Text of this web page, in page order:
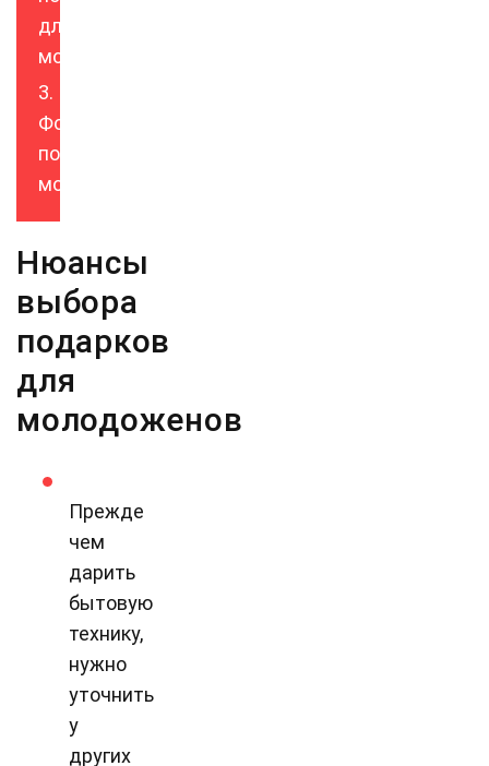
для
молодоженов
Фото
подарка
молодоженам
Нюансы
выбора
подарков
для
молодоженов
Прежде
чем
дарить
бытовую
технику,
нужно
уточнить
у
других